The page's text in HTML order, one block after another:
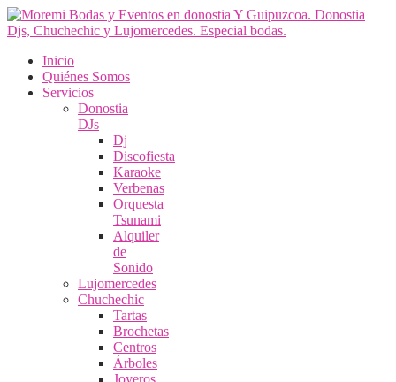
Inicio
Quiénes Somos
Servicios
Donostia
DJs
Dj
Discofiesta
Karaoke
Verbenas
Orquesta
Tsunami
Alquiler
de
Sonido
Lujomercedes
Chuchechic
Tartas
Brochetas
Centros
Árboles
Joyeros